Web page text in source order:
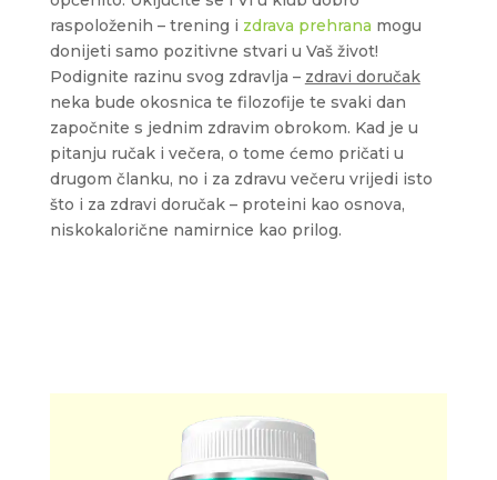
raspoloženih – trening i zdrava prehrana mogu
donijeti samo pozitivne stvari u Vaš život!
Podignite razinu svog zdravlja – zdravi doručak
neka bude okosnica te filozofije te svaki dan
započnite s jednim zdravim obrokom. Kad je u
pitanju ručak i večera, o tome ćemo pričati u
drugom članku, no i za zdravu večeru vrijedi isto
što i za zdravi doručak – proteini kao osnova,
niskokalorične namirnice kao prilog.